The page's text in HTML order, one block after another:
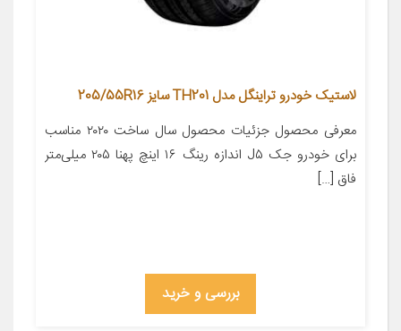
لاستیک خودرو تراینگل مدل TH201 سایز 205/55R16
معرفی محصول جزئیات محصول سال ساخت ۲۰۲۰ مناسب
برای خودرو جک J۵ اندازه رینگ ۱۶ اینچ پهنا ۲۰۵ میلی‌متر
فاق […]
بررسی و خرید